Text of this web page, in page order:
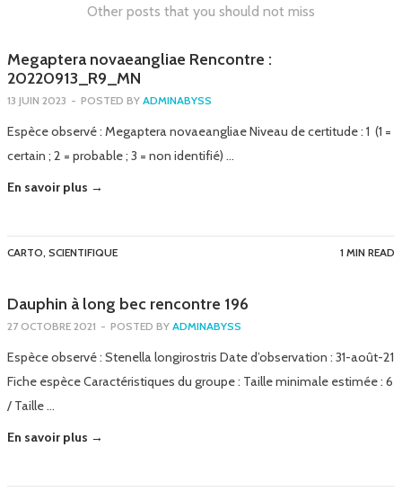
Other posts that you should not miss
Megaptera novaeangliae Rencontre :
20220913_R9_MN
13 JUIN 2023 - POSTED BY ADMINABYSS
Espèce observé : Megaptera novaeangliae Niveau de certitude : 1 (1 =
certain ; 2 = probable ; 3 = non identifié) …
En savoir plus →
CARTO, SCIENTIFIQUE 1 MIN READ
Dauphin à long bec rencontre 196
27 OCTOBRE 2021 - POSTED BY ADMINABYSS
Espèce observé : Stenella longirostris Date d’observation : 31-août-21
Fiche espèce Caractéristiques du groupe : Taille minimale estimée : 6
/ Taille …
En savoir plus →